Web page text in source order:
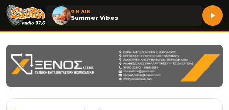
ON AIR
Summer Vibes